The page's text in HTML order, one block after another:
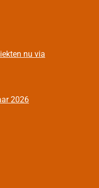
nu via
2026